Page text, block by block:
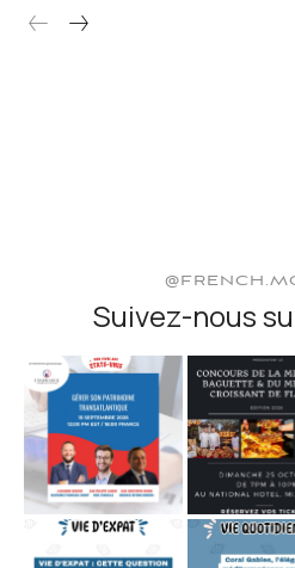
Suivez-nous